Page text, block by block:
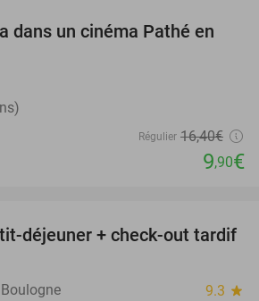
40%
dans un cinéma Pathé en
Régulier 16,40€
9,90€
62%
déjeuner + check-out tardif
9.3 star